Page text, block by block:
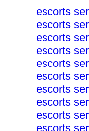
escorts
escorts
escorts
escorts
escorts
escorts
escorts
escorts
escorts
escorts